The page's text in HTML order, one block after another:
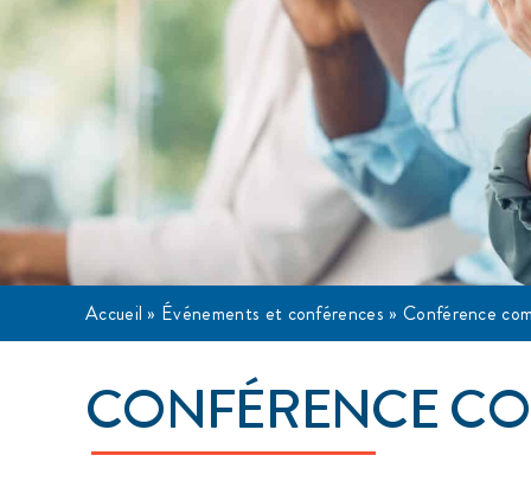
Accueil » Événements et conférences » Conférence
CONFÉRENCE